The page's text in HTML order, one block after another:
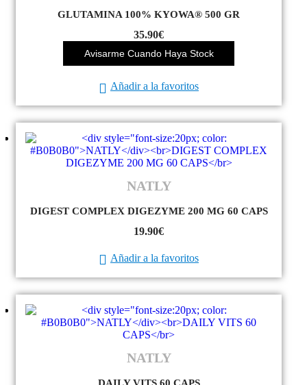
GLUTAMINA 100% KYOWA® 500 GR
35.90€
Avisarme Cuando Haya Stock
Añadir a la favoritos
NATLY
DIGEST COMPLEX DIGEZYME 200 MG 60 CAPS
19.90€
Añadir a la favoritos
NATLY
DAILY VITS 60 CAPS